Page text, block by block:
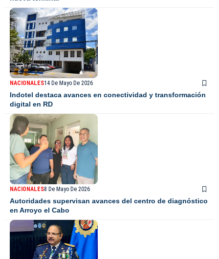
NACIONALES14 De Mayo De 2026
Indotel destaca avances en conectividad y transformación
digital en RD
NACIONALES8 De Mayo De 2026
Autoridades supervisan avances del centro de diagnóstico
en Arroyo el Cabo